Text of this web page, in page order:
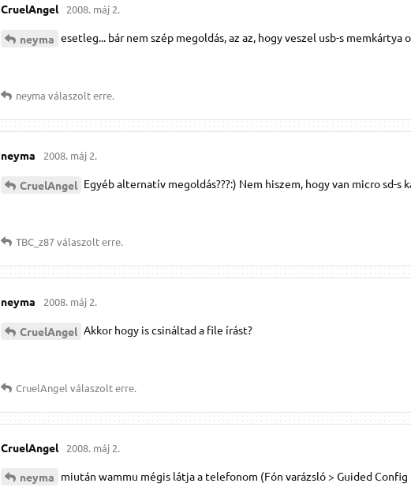
CruelAngel 2008. máj 2.
neyma esetleg... bár nem szép megoldás, az az, hogy veszel usb-s
neyma válaszolt erre.
neyma 2008. máj 2.
CruelAngel Egyéb alternatív megoldás???:) Nem hiszem, hogy van micro sd-s
TBC_z87válaszolt erre.
neyma 2008. máj 2.
CruelAngel Akkor hogy is csináltad a file írást?
CruelAngel válaszolt erre.
CruelAngel 2008. máj 2.
neyma miután wammu mégis látja a telefonom (Fón varázsló > Guided